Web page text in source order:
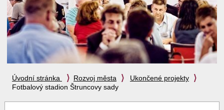
Úvodní stránka Rozvoj města
Ukončené projekty
Fotbalový stadion Štruncovy sady